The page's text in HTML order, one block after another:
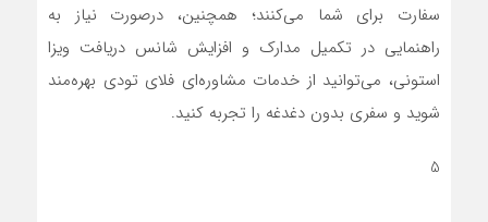
سفارت برای شما می‌کنند؛ همچنین، درصورت نیاز به
راهنمایی در تکمیل مدارک و افزایش شانس دریافت ویزا
استونی، می‌توانید از خدمات مشاوره‌ای فلای تودی بهره‌مند
شوید و سفری بدون دغدغه را تجربه کنید.
5